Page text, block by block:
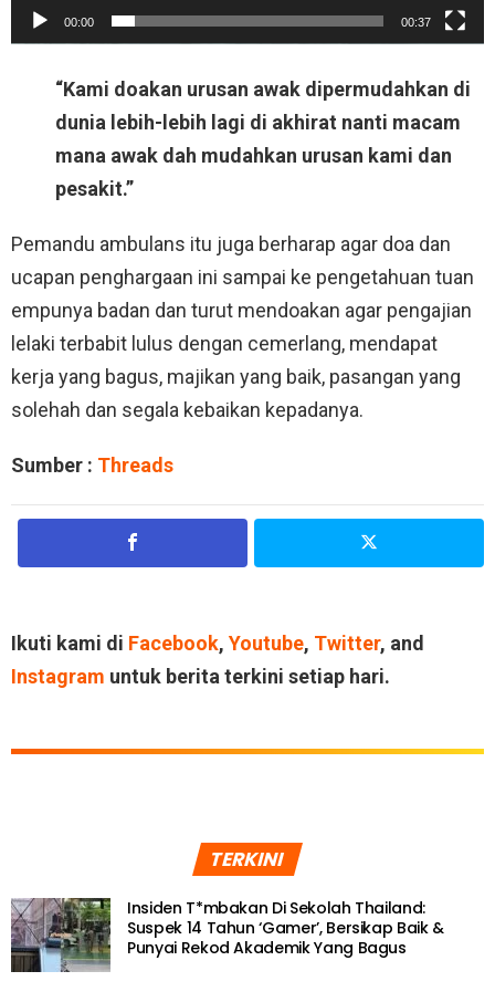
00:00 00:37
“Kami doakan urusan awak dipermudahkan di
dunia lebih-lebih lagi di akhirat nanti macam
mana awak dah mudahkan urusan kami dan
pesakit.”
Pemandu ambulans itu juga berharap agar doa dan
ucapan penghargaan ini sampai ke pengetahuan tuan
empunya badan dan turut mendoakan agar pengajian
lelaki terbabit lulus dengan cemerlang, mendapat
kerja yang bagus, majikan yang baik, pasangan yang
solehah dan segala kebaikan kepadanya.
Sumber : Threads
Ikuti kami di Facebook, Youtube, Twitter, and
Instagram untuk berita terkini setiap hari.
TERKINI
Insiden T*mbakan Di Sekolah Thailand:
Suspek 14 Tahun ‘Gamer’, Bersikap Baik &
Punyai Rekod Akademik Yang Bagus